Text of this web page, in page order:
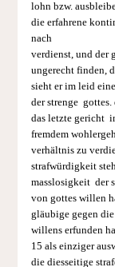
lohn bzw.
die erfahrene
nach
verdienst, und der
ungerecht finden,
sieht er im leid
der strenge
das letzte gericht
fremdem
verhältnis zu
strafwürdigkeit
masslosigkeit der
von gottes willen
gläubige gegen
willens erfunden
15 als einziger
die diesseitige